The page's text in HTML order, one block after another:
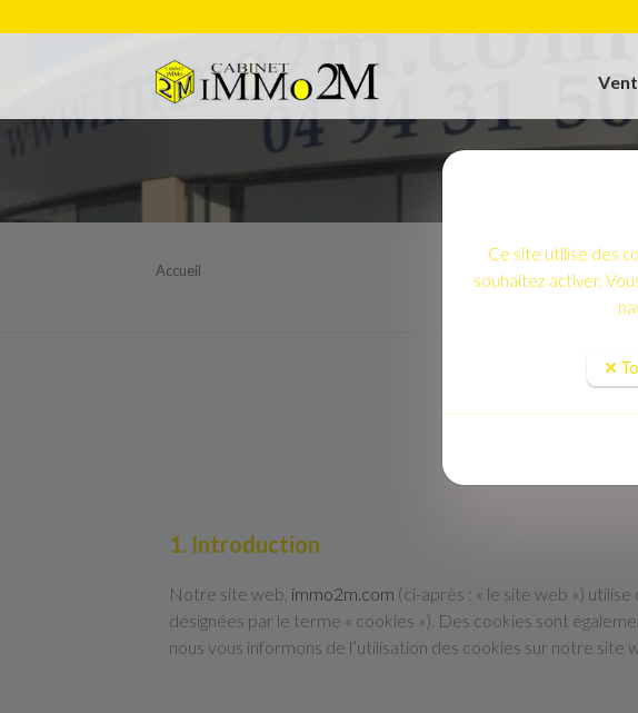
Accueil
1. Introduction
Notre site web, immo2m.com (ci-après : « le site web »)
désignées par le terme « cookies »). Des cookies sont
nous vous informons de l’utilisation des cookies sur notre site
Ce site utilise des
souhaitez activer.